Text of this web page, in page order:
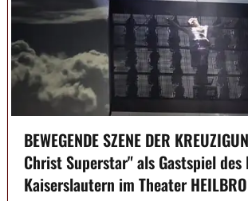
BEWEGENDE SZENE DER
Christ Superstar" als Gastspiel
Kaiserslautern im Theater